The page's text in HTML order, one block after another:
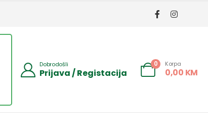
Dobrodošli
Prijava / Registacija
0 Korpa
0,00 KM